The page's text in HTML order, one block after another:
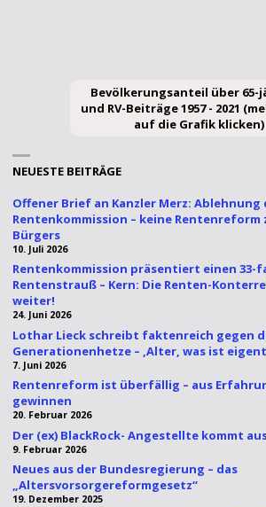
Bevölkerungsanteil über 65-
und RV-Beiträge 1957 - 2021
auf die Grafik klicken)
Vorraussichtliche
Rentenniveaus von 1985 -
Infos: auf die Grafik
Entwicklung der
Rentenkaufkraft 1969 -
Infos: auf die Grafik
Reale durchschnittliche
und BIP von 1991 - 2017 (mehr
die Grafik klicken)
Anteil
Volkseinkommen 1970 - 2013
Infos: auf die Grafik
Anteil der 15-64-Jährigen zu den
Jährigen 1871 - 2050 (mehr
Grafik klicken)
Anteil der über 65jährigen
Anteil am BIP (mehr Info: auf
klicken)
NEUESTE BEITRÄGE
Offener Brief an Kanzler Merz: Ablehnung
Rentenkommission – keine Rentenreform
Bürgers
10. Juli 2026
Rentenkommission präsentiert einen 33-
Rentenstrauß – Kern: Die Renten-
weiter!
24. Juni 2026
Lothar Lieck schreibt faktenreich gegen
Generationenhetze – ‚Alter, was ist
7. Juni 2026
Rentenreform ist überfällig – aus
gewinnen
20. Februar 2026
Der (ex) BlackRock- Angestellte kommt
9. Februar 2026
Neues aus der Bundesregierung – das
„Altersvorsorgereformgesetz“
19. Dezember 2025